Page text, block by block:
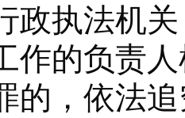
政执法机
作的负责
的，依法